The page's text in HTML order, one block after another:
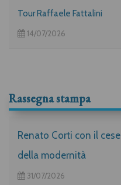
Tour Raffaele Fattalini
14/07/2026
Rassegna stampa
Renato Corti con il
della modernità
31/07/2026